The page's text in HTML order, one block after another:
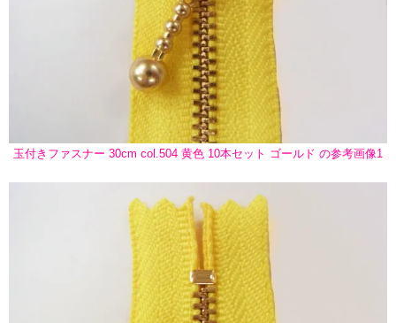
玉付きファスナー 30cm col.504 黄色 10本セット ゴールド の参考画像1